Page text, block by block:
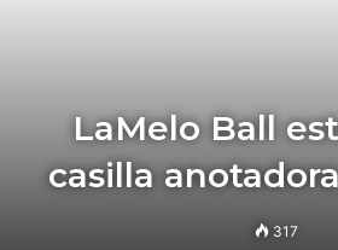
LaMelo Ball
casilla
317